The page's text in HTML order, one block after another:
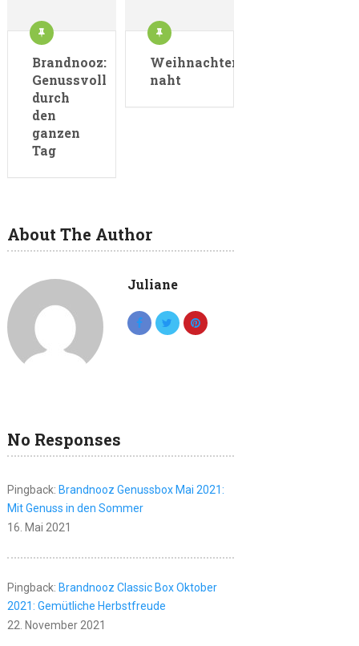
Brandnooz:
Genussvoll
durch
den
ganzen
Tag
Weihnachten
naht
About The Author
Juliane
No Responses
Pingback: Brandnooz Genussbox Mai 2021:
Mit Genuss in den Sommer
16. Mai 2021
Pingback: Brandnooz Classic Box Oktober
2021: Gemütliche Herbstfreude
22. November 2021